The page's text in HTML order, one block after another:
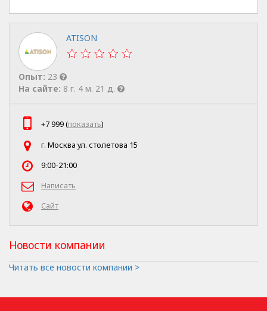
ATISON
Опыт: 23
На сайте: 8 г. 4 м. 21 д.
+7 999 (показать)
г. Москва ул. столетова 15
9:00-21:00
Написать
Сайт
Новости компании
Читать все новости компании >